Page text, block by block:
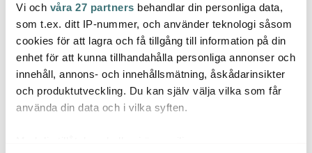
Vi och våra 27 partners behandlar din personliga data,
som t.ex. ditt IP-nummer, och använder teknologi såsom
cookies för att lagra och få tillgång till information på din
enhet för att kunna tillhandahålla personliga annonser och
innehåll, annons- och innehållsmätning, åskådarinsikter
och produktutveckling. Du kan själv välja vilka som får
använda din data och i vilka syften.
Låt dig inspireras av våra kunder